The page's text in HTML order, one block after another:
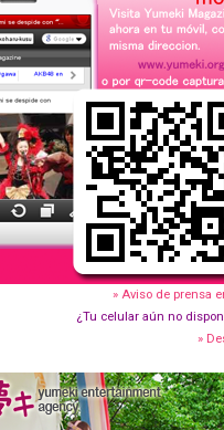
» Aviso de prensa
¿Tu celular aún no
»